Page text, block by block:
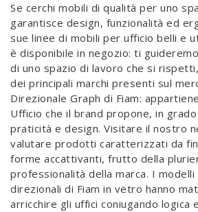
Se cerchi mobili di qualità per uno
garantisce design, funzionalità ed
sue linee di mobili per ufficio belli e
è disponibile in negozio: ti
di uno spazio di lavoro che si
dei principali marchi presenti sul
Direzionale Graph di Fiam:
Ufficio che il brand propone, in
praticità e design. Visitare il nostro
valutare prodotti caratterizzati da
forme accattivanti, frutto della
professionalità della marca. I modelli
direzionali di Fiam in vetro hanno
arricchire gli uffici coniugando logica